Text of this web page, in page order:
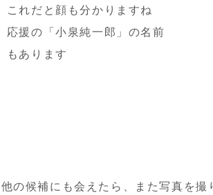
これだと顔も分かりますね
応援の「小泉純一郎」の名前
もあります
の候補にも会えたら、また写真を撮